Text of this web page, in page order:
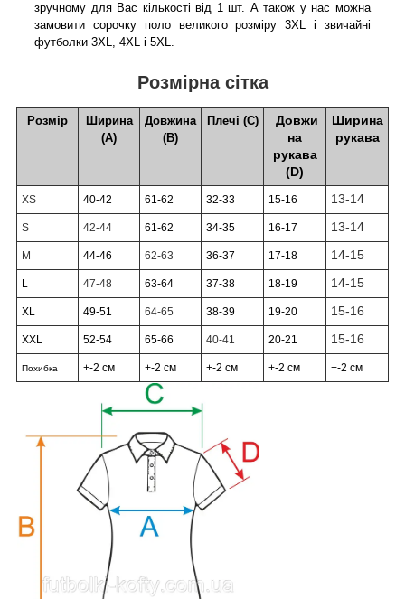
зручному для Вас кількості від 1 шт. А також у нас можна
замовити сорочку поло великого розміру 3XL і звичайні
футболки 3XL, 4XL і 5XL.
Розмірна сітка
Розмір
Ширина
(А)
Довжина
(B)
Плечі (C)
Довжи
на
рукава
(D)
Ширина
рукава
XS 40-42 61-62 32-33 15-16 13-14
S 42-44 61-62 34-35 16-17 13-14
M 44-46 62-63 36-37 17-18 14-15
L 47-48 63-64 37-38 18-19 14-15
XL 49-51 64-65 38-39 19-20 15-16
XXL 52-54 65-66 40-41 20-21 15-16
Похибка +-2 см +-2 см +-2 см +-2 см +-2 см